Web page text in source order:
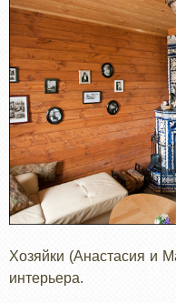
Хозяйки (Анастасия и
интерьера.